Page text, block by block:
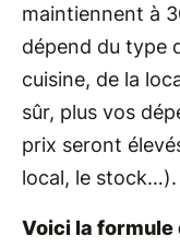
maintiennent à
dépend du type
cuisine, de la
sû​r, plus vos
prix seront
local, le stock…).
Voici la formule